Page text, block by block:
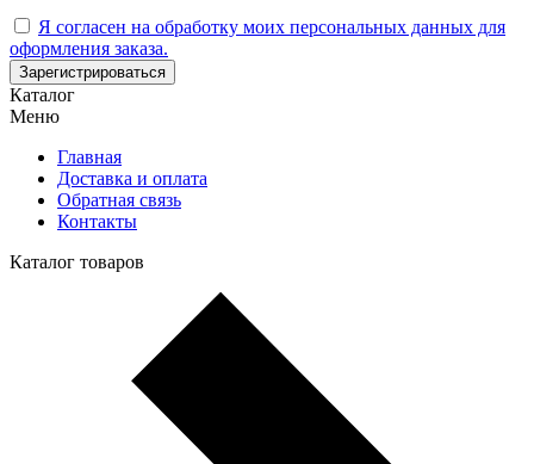
Я согласен на обработку моих персональных данных для
оформления заказа.
Зарегистрироваться
Каталог
Меню
Главная
Доставка и оплата
Обратная связь
Контакты
Каталог товаров